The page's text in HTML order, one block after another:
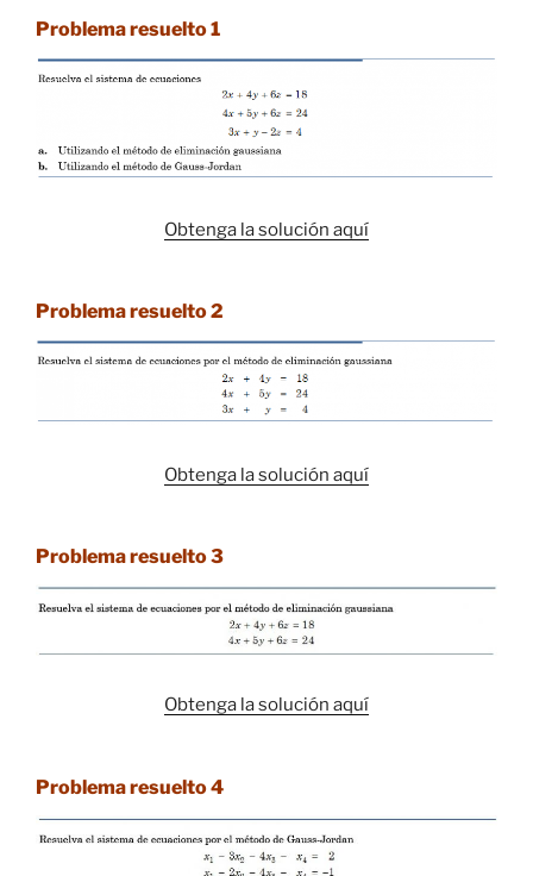
Problema resuelto 1
Obtenga la solución aquí
Problema resuelto 2
Obtenga la solución aquí
Problema resuelto 3
Obtenga la solución aquí
Problema resuelto 4